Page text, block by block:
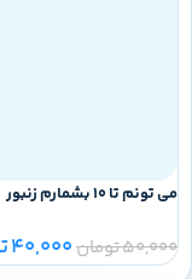
می تونم تا 10 بشمارم زنبور
50,000تومان40,000